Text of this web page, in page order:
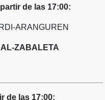
de las 17:00:
ARANGUREN
ZABALETA
de las 17:00: